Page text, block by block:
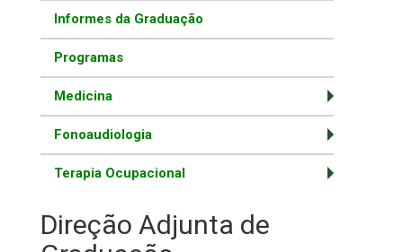
Informes da Graduação
Programas
Medicina
Fonoaudiologia
Terapia Ocupacional
Direção Adjunta de